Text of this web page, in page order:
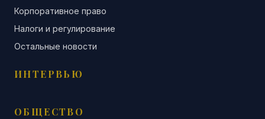
Корпоративное право
Налоги и регулирование
Остальные новости
ИНТЕРВЬЮ
ОБЩЕСТВО